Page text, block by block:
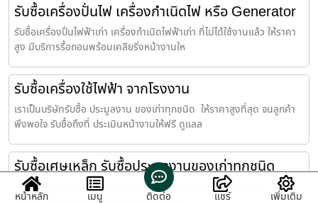
รับซื้อเครื่องปั่นไฟ เครื่องกำเนิดไฟ หรือ Generator
รับซื้อเครื่องปั่นไฟฟ้าเก่า เครื่องกำเนิดไฟฟ้าเก่า ที่ไม่ได้ใช้งานแล้ว ให้ราคา
สูง มีบริการรื้อถอนพร้อมเคลียริ่งหน้างานให
รับซื้อเครื่องใช้ไฟฟ้า จากโรงงาน
เราเป็นบริษัทรับซื้อ ประมูลงาน ของเก่าทุกชนิด ให้ราคาสูงที่สุด จนลูกค้า
พึงพอใจ รับซื้อถึงที่ ประเมินหน้างานให้ฟรี ดูแลล
รับซื้อเศษเหล็ก รับซื้อประมูลงานของเก่าทุกชนิด
รับซื้อเศษเหล็ก ประเมินหน้างานให้ฟรี รับซื้อถึงที่ ทั่วราชอาณาจักร ให้ราคา
หน้าหลัก เมนู ติดต่อ แชร์ เพิ่มเติม